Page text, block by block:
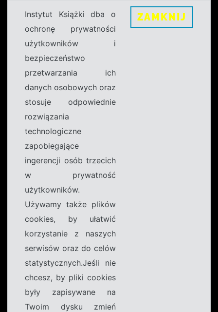
Instytut Książki dba o
ochronę prywatności
użytkowników i
bezpieczeństwo
przetwarzania ich
danych osobowych oraz
stosuje odpowiednie
rozwiązania
technologiczne
zapobiegające
ingerencji osób trzecich
w prywatność
użytkowników.
Używamy także plików
cookies, by ułatwić
korzystanie z naszych
serwisów oraz do celów
statystycznych.Jeśli nie
chcesz, by pliki cookies
były zapisywane na
Twoim dysku zmień
ZAMKNIJ